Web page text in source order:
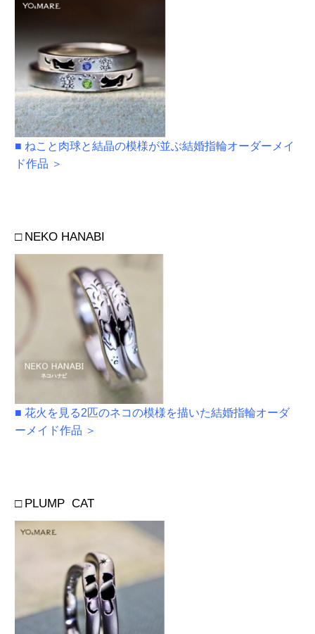
■ ねこと肉球と結晶の模様が並ぶ結婚指輪オーダーメイ
ド作品 ＞
□ NEKO HANABI
■ 花火を見る2匹のネコの模様を描いた結婚指輪オーダ
ーメイド作品 ＞
□ PLUMP CAT